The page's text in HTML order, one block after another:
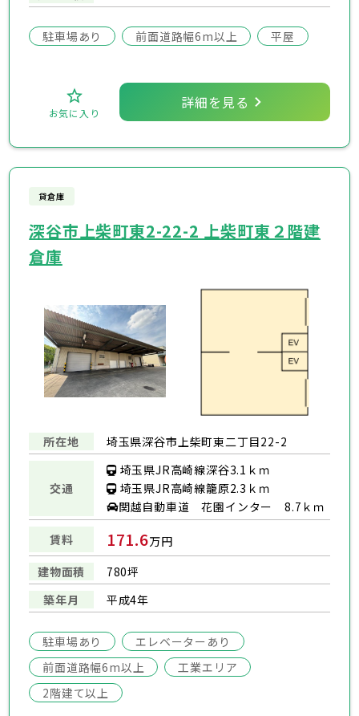
駐車場あり 前面道路幅6m以上 平屋
お気に入り
詳細を見る
貸倉庫
深谷市上柴町東2-22-2 上柴町東２階建
倉庫
所在地 埼玉県深谷市上柴町東二丁目22-2
交通
埼玉県JR高崎線深谷3.1ｋｍ
埼玉県JR高崎線籠原2.3ｋｍ
関越⾃動⾞道 花園インター 8.7ｋｍ
賃料 171.6万円
建物面積
780坪
築年月
平成4年
駐車場あり
エレベーターあり
前面道路幅6m以上
工業エリア
2階建て以上